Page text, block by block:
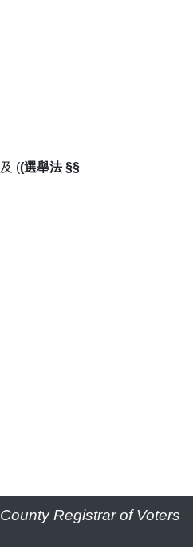
((選舉法 §§
Registrar of Voters